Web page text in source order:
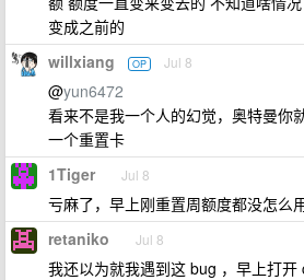
变成之前的
willxiang OP Jul 8
@yun6472
看来不是我一个人的幻觉，奥特曼你
一个重置卡
1Tiger Jul 8
亏麻了，早上刚重置周额度都没怎么
retaniko Jul 8
我还以为就我遇到这 bug ，早上打开